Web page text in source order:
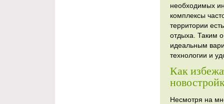
необходимых
комплексы
территории
отдыха. Таким
идеальным
технологии и
Как
Несмотря на